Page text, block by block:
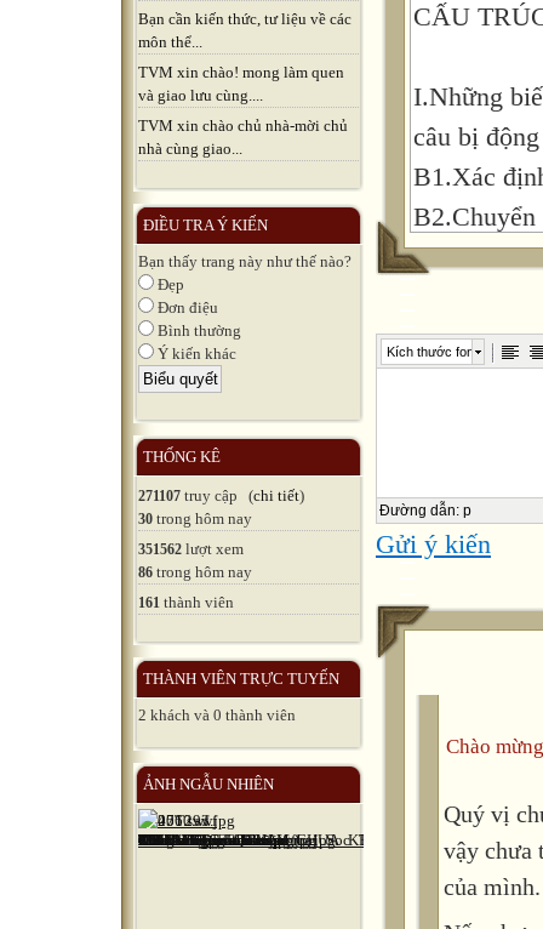
Bạn cần kiến thức, tư liệu về các
môn thể...
TVM xin chào! mong làm quen
và giao lưu cùng....
TVM xin chào chủ nhà-mời chủ
nhà cùng giao...
ĐIỀU TRA Ý KIẾN
Bạn thấy trang này như thế nào?
Đẹp
Đơn điệu
Bình thường
Ý kiến khác
THỐNG KÊ
271107 truy cập (chi tiết)
30 trong hôm nay
351562 lượt xem
86 trong hôm nay
161 thành viên
THÀNH VIÊN TRỰC TUYẾN
2 khách và 0 thành viên
ẢNH NGẪU NHIÊN
CẤU
I.Những
câu bị động
B1.Xác
B2.Chuyển
của câu bị
chủ động.
B4.Lược
BY +
WITH +
NOBODY
1. They
-> He was
2. They
-> We
3. An
Kích thước font
Đường dẫn: p
Gửi ý kiến
Chào
Quý vị
vậy chưa
của mình.